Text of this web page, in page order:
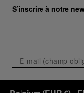
S’inscrire à notre